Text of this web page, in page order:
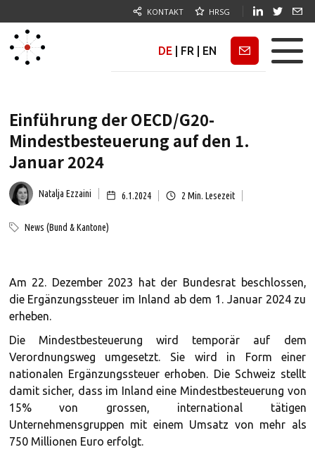
KONTAKT HRSG
DE FR EN Newsletter
Einführung der OECD/G20-
Mindestbesteuerung auf den 1.
Januar 2024
Natalja Ezzaini 6.1.2024 2 Min. Lesezeit
News (Bund & Kantone)
Am 22. Dezember 2023 hat der Bundesrat beschlossen,
die Ergänzungssteuer im Inland ab dem 1. Januar 2024 zu
erheben.
Die Mindestbesteuerung wird temporär auf dem
Verordnungsweg umgesetzt. Sie wird in Form einer
nationalen Ergänzungssteuer erhoben. Die Schweiz stellt
damit sicher, dass im Inland eine Mindestbesteuerung von
15% von grossen, international tätigen
Unternehmensgruppen mit einem Umsatz von mehr als
750 Millionen Euro erfolgt.